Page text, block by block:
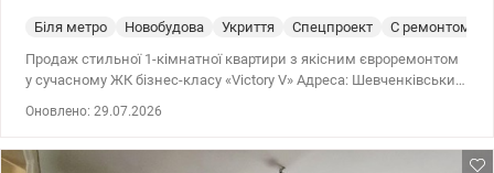
Біля метро Новобудова Укриття Спецпроект
С ремонтом
Продаж стильної 1-кімнатної квартири з якісним євроремонтом
у сучасному ЖК бізнес-класу «Victоry V» Адреса: Шевченківський
орендарів). Розташування на 7-му поверсі . Головні переваги
Оновлено: 29.07.2026